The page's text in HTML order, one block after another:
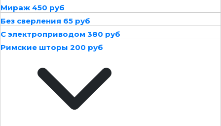
Мираж 450 руб
Без сверления 65 руб
С электроприводом 380 руб
Римские шторы 200 руб